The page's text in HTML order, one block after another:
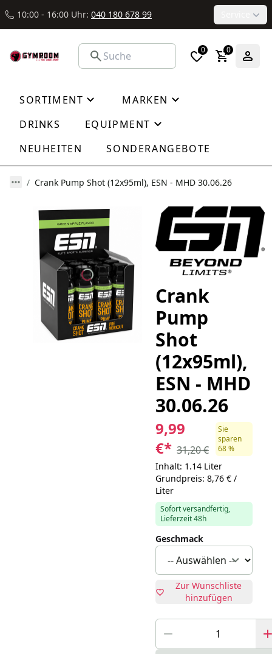
10:00 - 16:00 Uhr: 040 180 678 99
0 0
SORTIMENT
MARKEN
DRINKS
EQUIPMENT
NEUHEITEN
SONDERANGEBOTE
Crank Pump Shot (12x95ml), ESN - MHD 30.06.26
Crank
Pump
Shot
(12x95ml),
ESN - MHD
30.06.26
9,99
€* 31,20 €
Sie
sparen
68 %
Inhalt: 1.14 Liter
Grundpreis: 8,76 € /
Liter
Sofort versandfertig,
Lieferzeit 48h
Geschmack
Zur Wunschliste
hinzufügen